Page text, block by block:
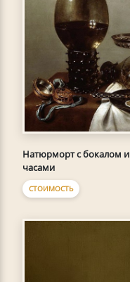
Натюрморт с бокалом и
часами
СТОИМОСТЬ